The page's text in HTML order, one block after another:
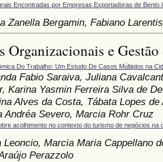
Encontradas por Empresas Exportadoras de Bento
Zanella Bergamin, Fabiano Larentis
Organizacionais e Gestão
Do Trabalho: Um Estudo De Casos Múltiplos na
Fabio Saraiva, Juliana
Karina Yasmin Ferreira Silva de
Alves da Costa, Tábata Lopes de
Andréa Severo, Marcia Rohr Cruz
acolhimento no contexto do turismo de negócios na
Leoncio, Marcia Maria Cappellano
Perazzolo